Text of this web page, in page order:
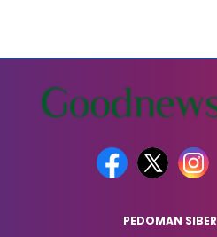
PEDOMAN SIBER